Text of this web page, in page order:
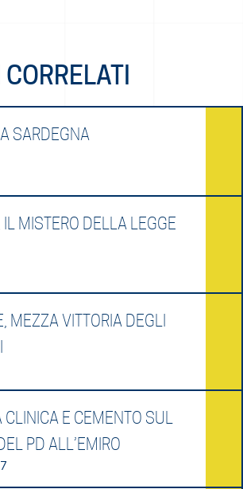
SARDEGNA
MISTERO DELLA LEGGE
MEZZA VITTORIA DEGLI
CLINICA E CEMENTO SUL
PD ALL’EMIRO